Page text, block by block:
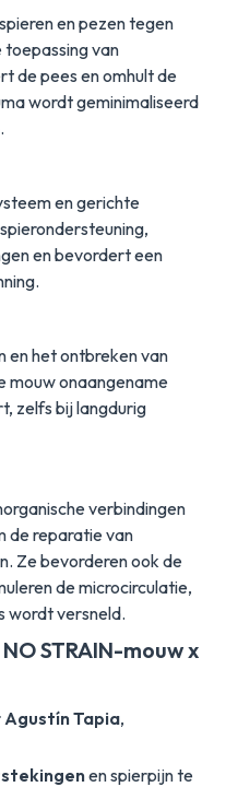
en pezen tegen
van
de pees en omhult de
wordt geminimaliseerd
en gerichte
en bevordert een
en het ontbreken van
mouw onaangename
zelfs bij langdurig
verbindingen
de reparatie van
Ze bevorderen ook de
de microcirculatie,
wordt versneld.
STRAIN-mouw x
Agustín Tapia,
en spierpijn te